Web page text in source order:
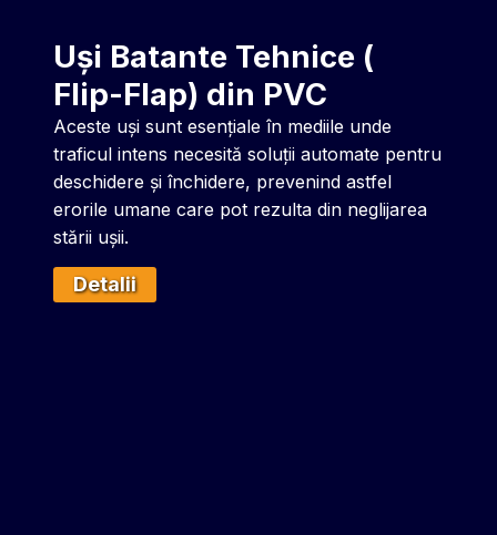
Uși Batante Tehnice (
Flip-Flap) din PVC
Aceste uși sunt esențiale în mediile unde
traficul intens necesită soluții automate pentru
deschidere și închidere, prevenind astfel
erorile umane care pot rezulta din neglijarea
stării ușii.
Detalii